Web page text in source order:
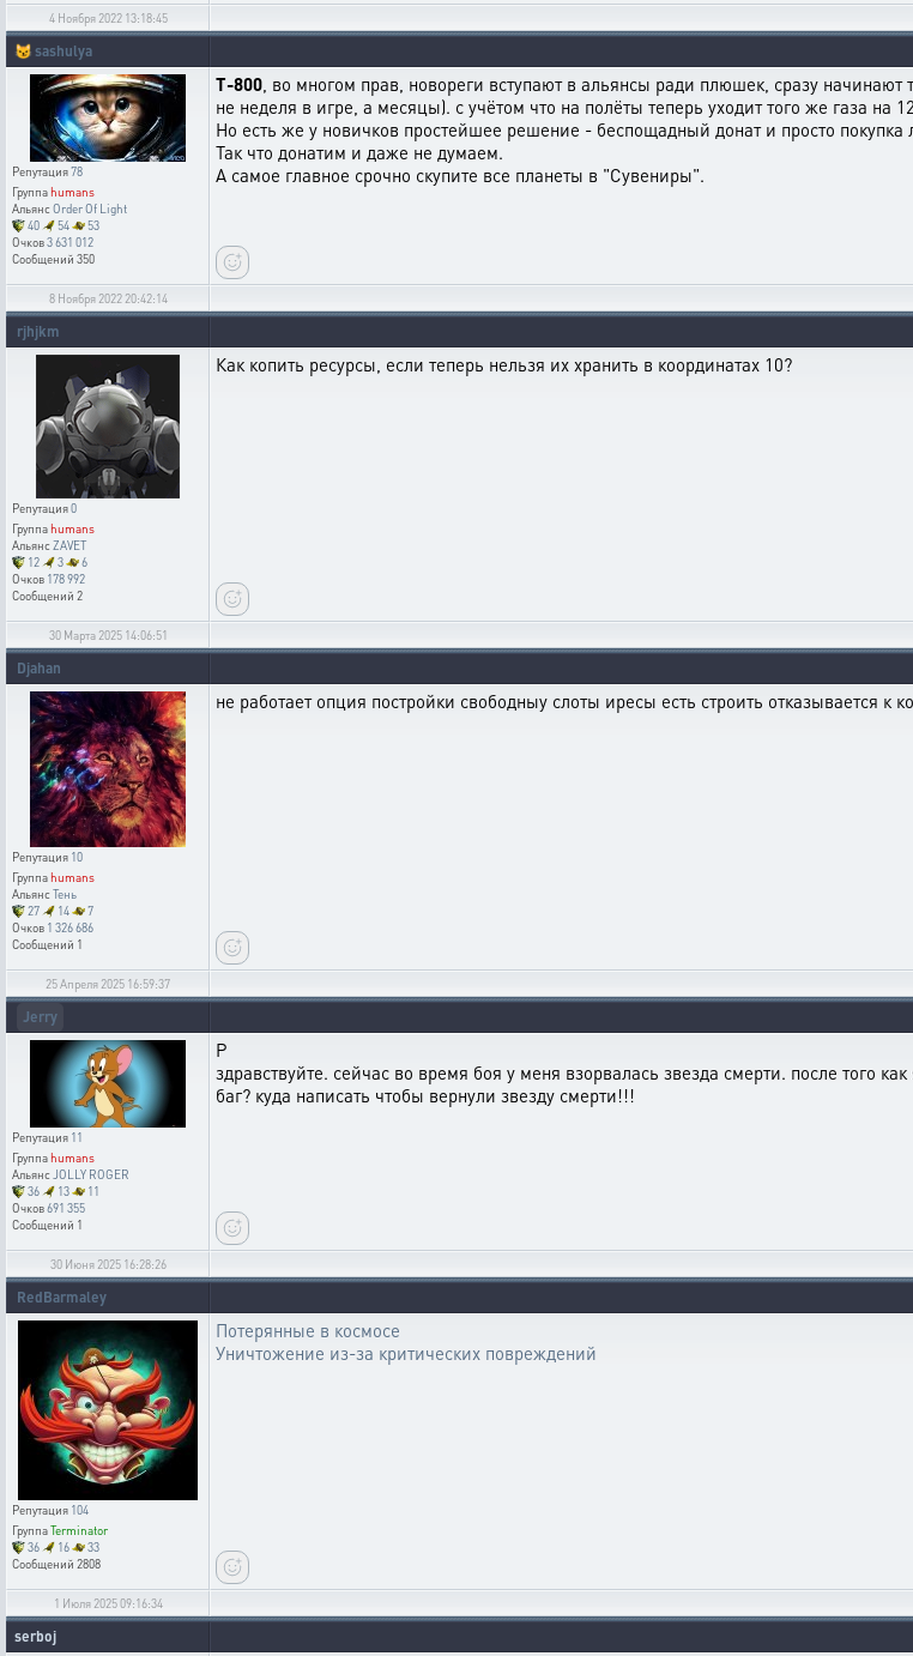
4 Ноября 2022 13:18:45
😼 sashulya
Репутация78
Группаhumans
АльянсOrder Of Light
40
54
53
Очков3 631 012
Сообщений 350
T-800, во многом прав, новореги вступают в альянсы ради плюшек, сразу
не неделя в игре, а месяцы). с учётом что на полёты теперь уходит того же газа
Но есть же у новичков простейшее решение - беспощадный донат и просто
Так что донатим и даже не думаем.
А самое главное срочно скупите все планеты в "Сувениры".
8 Ноября 2022 20:42:14
rjhjkm
Репутация0
Группаhumans
АльянсZAVET
12
3
6
Очков 178 992
Сообщений 2
Как копить ресурсы, если теперь нельзя их хранить в координатах 10?
30 Марта 2025 14:06:51
Djahan
Репутация 10
Группаhumans
АльянсТень
27
14
7
Очков 1 326 686
Сообщений 1
не работает опция постройки свободныу слоты иресы есть строить отказывается к
25 Апреля 2025 16:59:37
Jerry
Репутация 11
Группаhumans
Альянс JOLLY ROGER
36
13
11
Очков691 355
Сообщений 1
P
здравствуйте. сейчас во время боя у меня взорвалась звезда смерти. после того
баг? куда написать чтобы вернули звезду смерти!!!
30 Июня 2025 16:28:26
RedBarmaley
Репутация 104
ГруппаTerminator
36
16
33
Сообщений 2808
Потерянные в космосе
Уничтожение из-за критических повреждений
1 Июля 2025 09:16:34
serboj